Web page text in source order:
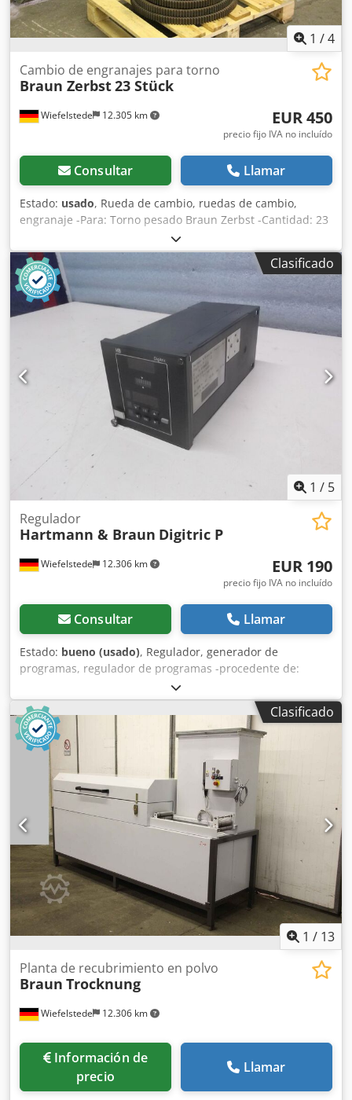
1 /4
Wiefelstede 12.305 km
Cambio de engranajes para torno
Braun Zerbst23 Stück
EUR 450
precio fijo IVA no incluído
Consultar Llamar
Estado: usado, Rueda de cambio, ruedas de cambio,
engranaje -Para: Torno pesado Braun Zerbst -Cantidad: 23
ruedas de cambio -Módulo: mm -Dimensiones:
530/530/H735 mm -Peso: 144 kg Csdped Sikmofx Ag Ejha
Clasificado
1 / 5
Wiefelstede 12.306 km
Regulador
Hartmann & Braun Digitric P
EUR 190
precio fijo IVA no incluído
Consultar Llamar
Estado: bueno (usado), Regulador, generador de
programas, regulador de programas -procedente de:
liquidación de almacén -Digitric P -Modelo: 61411BA-
Número de serie: E11 S42 522 Csdpfxed Hacko Ag Esha -
Tensión: 220 V -Dimensiones: 100/205/A100 mm -Peso: 680
g
Clasificado
1 / 13
Wiefelstede 12.306 km
Planta de recubrimiento en polvo
Braun Trocknung
Información de
precio
Llamar